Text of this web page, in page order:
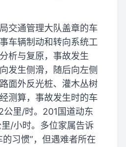
交通管理大队盖章的车
车辆制动和转向系统工
析与复原，事故发生
发生侧滑，随后向左侧
面外反光桩、灌木丛树
测算，事故发生时的车
公里/时。201国道动东
/小时。多位家属告诉
习惯”，但遇难者所在